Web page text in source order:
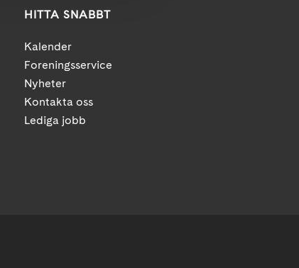
HITTA SNABBT
Kalender
Foreningsservice
Nyheter
Kontakta oss
Lediga jobb